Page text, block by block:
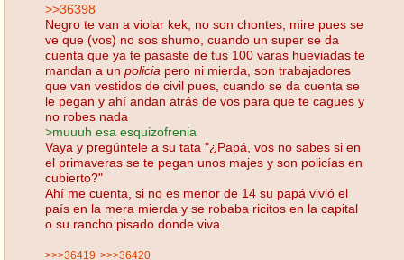
>>36398
Negro te van a violar kek, no son chontes, mire pues se
ve que (vos) no sos shumo, cuando un super se da
cuenta que ya te pasaste de tus 100 varas hueviadas te
mandan a un policia pero ni mierda, son trabajadores
que van vestidos de civil pues, cuando se da cuenta se
le pegan y ahí andan atrás de vos para que te cagues y
no robes nada
>muuuh esa esquizofrenia
Vaya y pregúntele a su tata "¿Papá, vos no sabes si en
el primaveras se te pegan unos majes y son policías en
cubierto?"
Ahí me cuenta, si no es menor de 14 su papá vivió el
país en la mera mierda y se robaba ricitos en la capital
o su rancho pisado donde viva
>>>36419 >>>36420